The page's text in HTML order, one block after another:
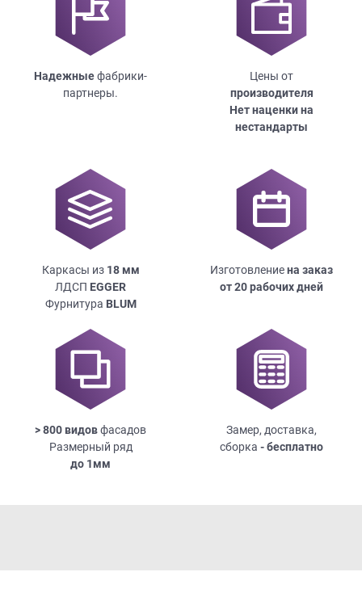
Надежныефабрики-
партнеры.
Цены от
производителя
Нет наценки на
нестандарты
Каркасы из 18мм
ЛДСП EGGER
Фурнитура BLUM
Изготовлениена заказ
от 20 рабочих дней
> 800 видовфасадов
Размерный ряд
до 1мм
Замер, доставка,
сборка - бесплатно